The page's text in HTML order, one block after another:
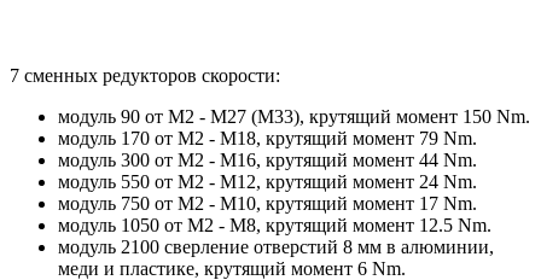
7 сменных редукторов скорости:
модуль 90 от М2 - М27 (М33), крутящий момент 150 Nm.
модуль 170 от М2 - М18, крутящий момент 79 Nm.
модуль 300 от М2 - М16, крутящий момент 44 Nm.
модуль 550 от М2 - М12, крутящий момент 24 Nm.
модуль 750 от М2 - М10, крутящий момент 17 Nm.
модуль 1050 от М2 - М8, крутящий момент 12.5 Nm.
модуль 2100 сверление отверстий 8 мм в алюминии,
меди и пластике, крутящий момент 6 Nm.